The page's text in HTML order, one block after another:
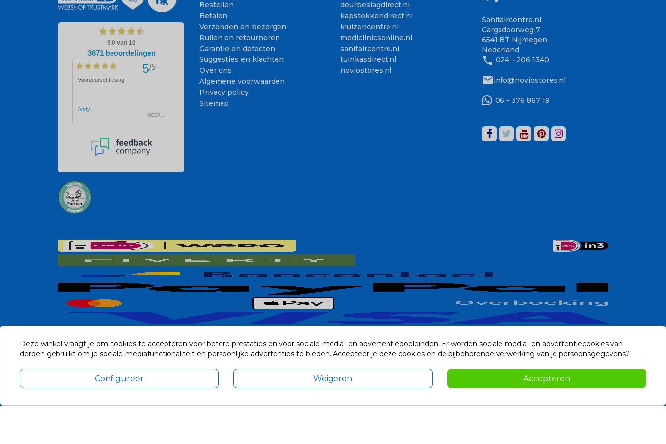
Bestellen
Betalen
Verzenden en bezorgen
Ruilen en retourneren
Garantie en defecten
Suggesties en klachten
Over ons
Algemene voorwaarden
Privacy policy
Sitemap
deurbeslagdirect.nl
kapstokkendirect.nl
kluizencentre.nl
mediclinicsonline.nl
sanitaircentre.nl
tuinkasdirect.nl
noviostores.nl
Sanitaircentre.nl
Cargadoorweg 7
6541 BT Nijmegen
Nederland
phone 024 - 206 1340
mailinfo@noviostores.nl
06 - 376 867 19
Alle prijzen zijn in Euro, inclusief BTW en andere heffingen en exclusief eventuele verzendkosten.
© 2014-2026 Noviostores.nl. Alle rechten voorbehouden.
Deze winkel vraagt je om cookies te accepteren voor betere prestaties en voor sociale-media- en advertentiedoeleinden. Er worden sociale-media- en advertentiecookies van
derden gebruikt om je sociale-mediafunctionaliteit en persoonlijke advertenties te bieden. Accepteer je deze cookies en de bijbehorende verwerking van je persoonsgegevens?
Configureer Weigeren Accepteren